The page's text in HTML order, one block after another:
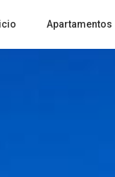
Apartamentos